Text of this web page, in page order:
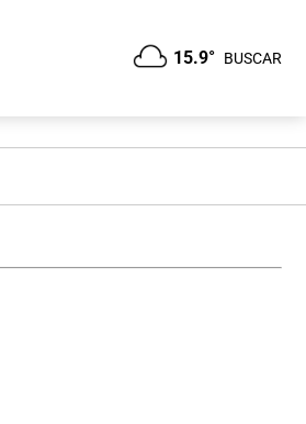
15.9° BUSCAR